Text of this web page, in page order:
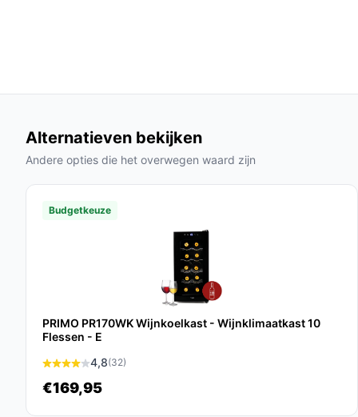
Veelgestelde vragen
Hoe lang gaat dit product mee?
Met een fabrieksgarantie van 2 jaar en een
Is dit geschikt voor een specifieke toepassing?
Ja, deze wijnkoelkast is uitermate geschikt voor
omgevingen, zoals restaurants of wijnbars,
Wat zijn de belangrijkste verschillen met andere
gebruiksvriendelijke features, zoals de
concurrenten te vinden zijn.
Conclusie
Alternatieven bekijken
Andere opties die het overwegen waard zijn
Budgetkeuze
PRIMO PR170WK Wijnkoelkast - Wijnklimaatkast 10
Flessen - E
4,8(32)
€169,95